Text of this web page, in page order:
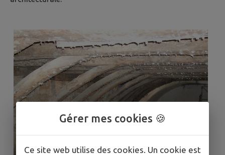
Gérer mes cookies 🍪
Ce site web utilise des cookies. Un cookie est